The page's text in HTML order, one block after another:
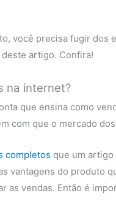
você precisa fugir
artigo. Confira!
na internet?
que ensina como
com que o mercado
completos que um
vantagens do produto
as vendas. Então é